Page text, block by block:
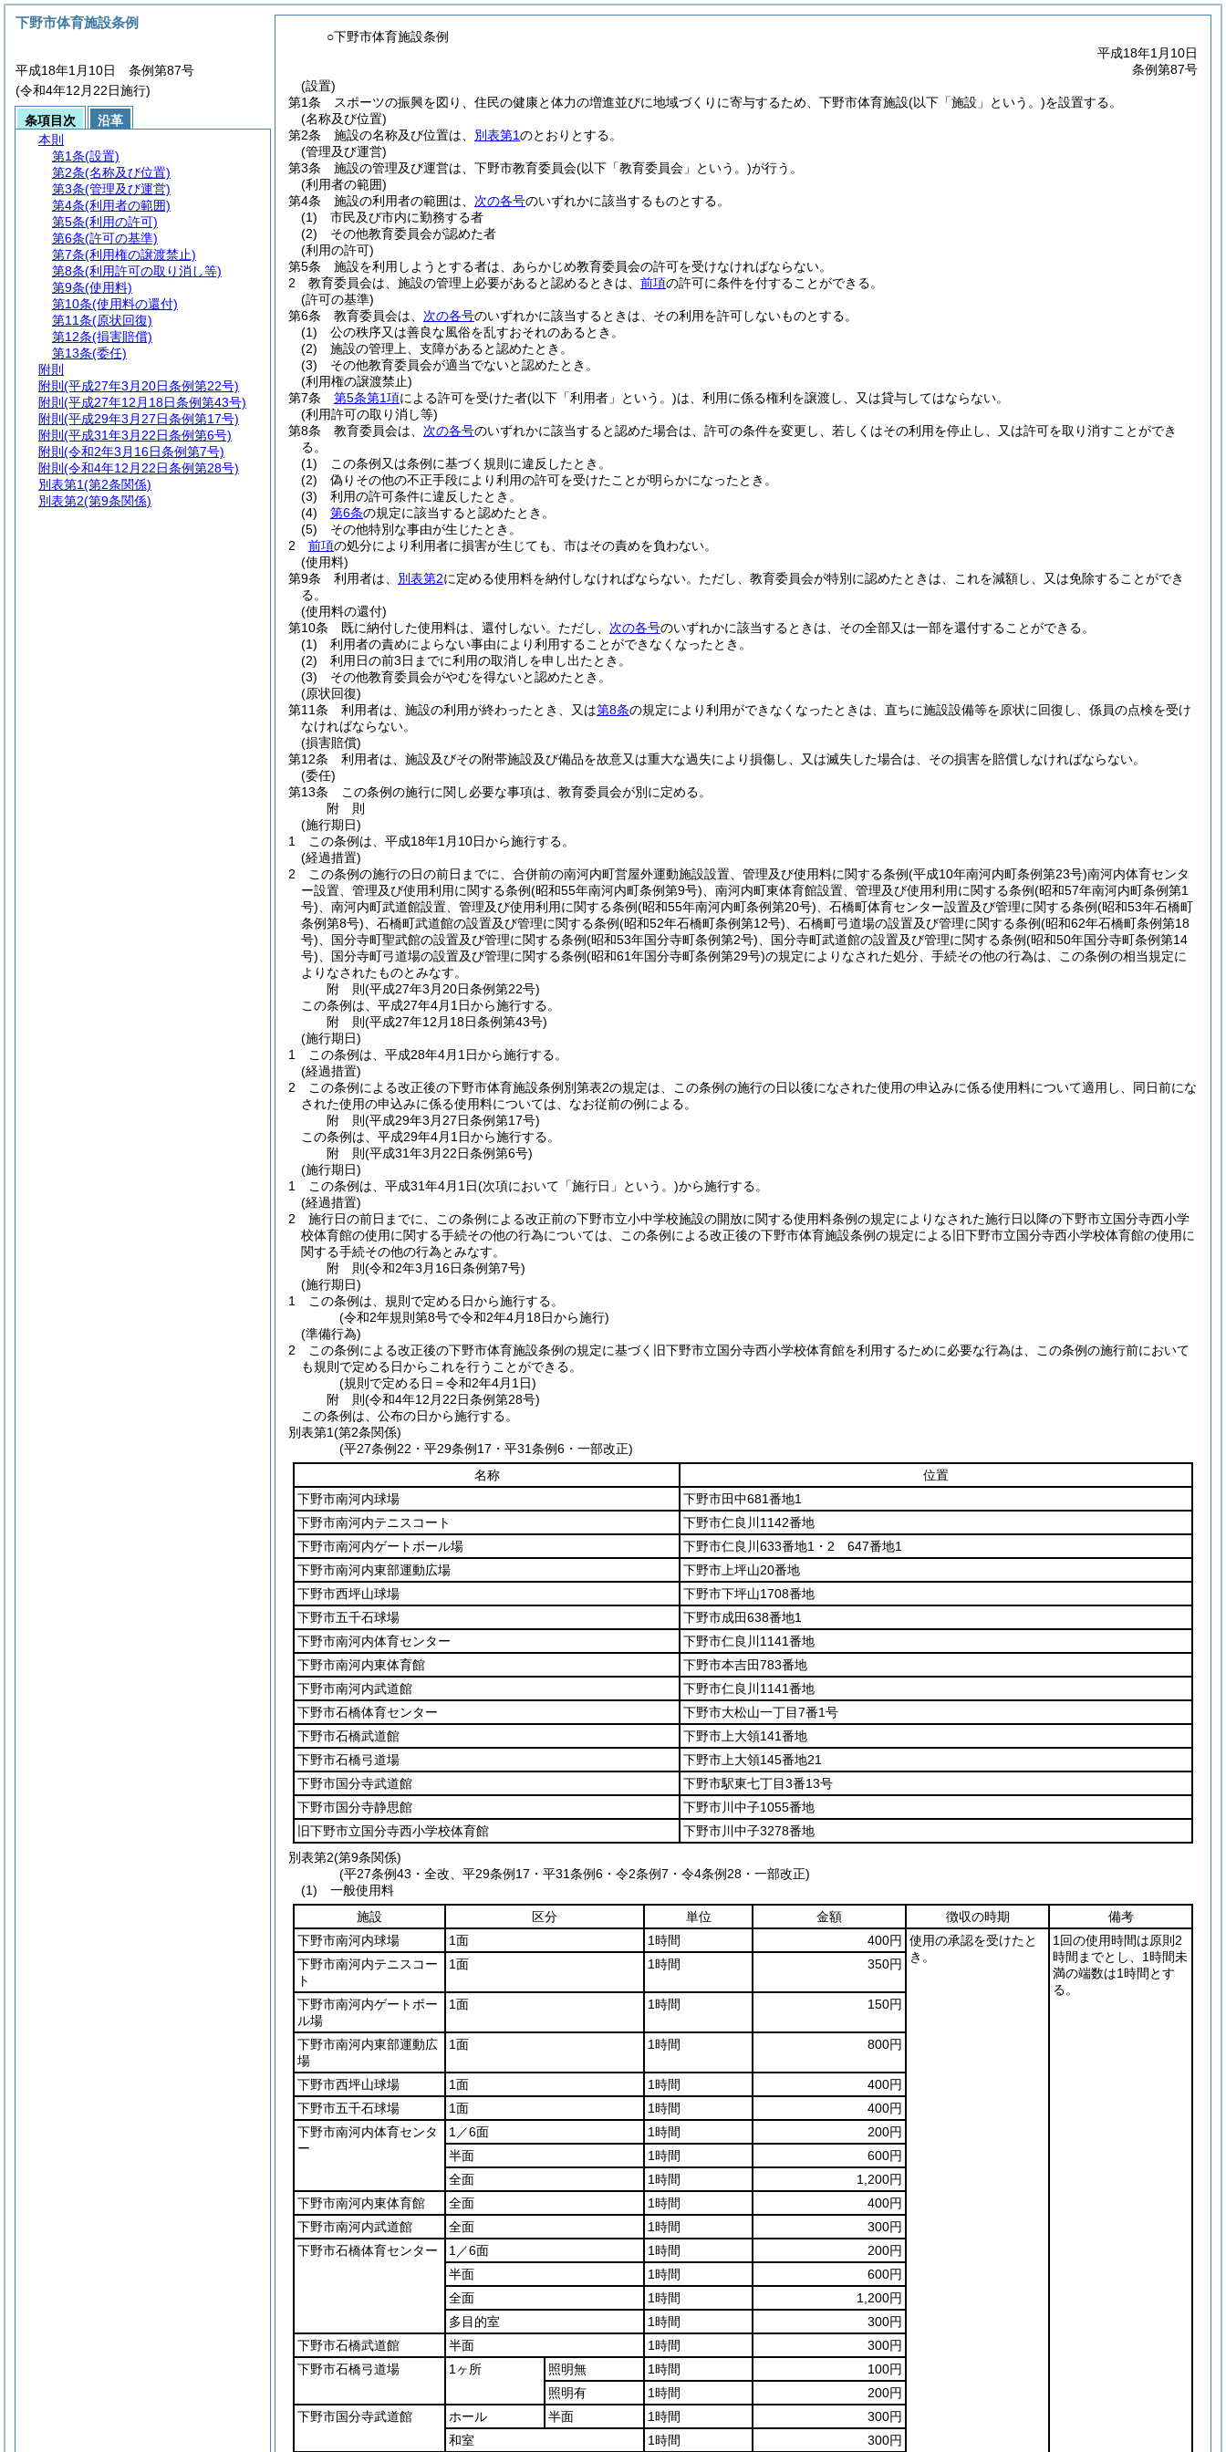
○下野市体育施設条例
平成18年1月10日
条例第87号
(設置)
第1条
スポーツの振興を図り、住民の健康と体力の増進並びに地域づくりに寄与するため、下野市体育施設(以下「施設」という。)を設置する。
(名称及び位置)
第2条
施設の名称及び位置は、 別表第1のとおりとする。
(管理及び運営)
第3条
施設の管理及び運営は、下野市教育委員会(以下「教育委員会」という。)が行う。
(利用者の範囲)
第4条
施設の利用者の範囲は、 次の各号のいずれかに該当するものとする。
(1)
市民及び市内に勤務する者
(2)
その他教育委員会が認めた者
(利用の許可)
第5条
施設を利用しようとする者は、あらかじめ教育委員会の許可を受けなければならない。
2
教育委員会は、施設の管理上必要があると認めるときは、 前項の許可に条件を付することができる。
(許可の基準)
第6条
教育委員会は、 次の各号のいずれかに該当するときは、その利用を許可しないものとする。
(1)
公の秩序又は善良な風俗を乱すおそれのあるとき。
(2)
施設の管理上、支障があると認めたとき。
(3)
その他教育委員会が適当でないと認めたとき。
(利用権の譲渡禁止)
第7条
第5条第1項による許可を受けた者(以下「利用者」という。)は、利用に係る権利を譲渡し、又は貸与してはならない。
(利用許可の取り消し等)
第8条
教育委員会は、 次の各号のいずれかに該当すると認めた場合は、許可の条件を変更し、若しくはその利用を停止し、又は許可を取り消すことができ
る。
(1)
この条例又は条例に基づく規則に違反したとき。
(2)
偽りその他の不正手段により利用の許可を受けたことが明らかになったとき。
(3)
利用の許可条件に違反したとき。
(4)
第6条の規定に該当すると認めたとき。
(5)
その他特別な事由が生じたとき。
2
前項の処分により利用者に損害が生じても、市はその責めを負わない。
(使用料)
第9条
利用者は、 別表第2に定める使用料を納付しなければならない。 ただし、教育委員会が特別に認めたときは、これを減額し、又は免除することができ
る。
(使用料の還付)
第10条
既に納付した使用料は、還付しない。 ただし、 次の各号のいずれかに該当するときは、その全部又は一部を還付することができる。
(1)
利用者の責めによらない事由により利用することができなくなったとき。
(2)
利用日の前3日までに利用の取消しを申し出たとき。
(3)
その他教育委員会がやむを得ないと認めたとき。
(原状回復)
第11条
利用者は、施設の利用が終わったとき、又は第8条の規定により利用ができなくなったときは、直ちに施設設備等を原状に回復し、係員の点検を受け
なければならない。
(損害賠償)
第12条
利用者は、施設及びその附帯施設及び備品を故意又は重大な過失により損傷し、又は滅失した場合は、その損害を賠償しなければならない。
(委任)
第13条
この条例の施行に関し必要な事項は、教育委員会が別に定める。
附 則
(施行期日)
1
この条例は、平成18年1月10日から施行する。
(経過措置)
2
この条例の施行の日の前日までに、合併前の南河内町営屋外運動施設設置、管理及び使用料に関する条例(平成10年南河内町条例第23号)南河内体育センタ
ー設置、管理及び使用利用に関する条例(昭和55年南河内町条例第9号) 、南河内町東体育館設置、管理及び使用利用に関する条例(昭和57年南河内町条例第1
号) 、南河内町武道館設置、管理及び使用利用に関する条例(昭和55年南河内町条例第20号) 、石橋町体育センター設置及び管理に関する条例(昭和53年石橋町
条例第8号) 、石橋町武道館の設置及び管理に関する条例(昭和52年石橋町条例第12号) 、石橋町弓道場の設置及び管理に関する条例(昭和62年石橋町条例第18
号) 、国分寺町聖武館の設置及び管理に関する条例(昭和53年国分寺町条例第2号) 、国分寺町武道館の設置及び管理に関する条例(昭和50年国分寺町条例第14
号) 、国分寺町弓道場の設置及び管理に関する条例(昭和61年国分寺町条例第29号)の規定によりなされた処分、手続その他の行為は、この条例の相当規定に
よりなされたものとみなす。
附 則(平成27年3月20日条例第22号)
この条例は、平成27年4月1日から施行する。
附 則(平成27年12月18日条例第43号)
(施行期日)
1
この条例は、平成28年4月1日から施行する。
(経過措置)
2
この条例による改正後の下野市体育施設条例別第表2の規定は、この条例の施行の日以後になされた使用の申込みに係る使用料について適用し、同日前にな
された使用の申込みに係る使用料については、なお従前の例による。
附 則(平成29年3月27日条例第17号)
この条例は、平成29年4月1日から施行する。
附 則(平成31年3月22日条例第6号)
(施行期日)
1
この条例は、平成31年4月1日(次項において「施行日」という。)から施行する。
(経過措置)
2
施行日の前日までに、この条例による改正前の下野市立小中学校施設の開放に関する使用料条例の規定によりなされた施行日以降の下野市立国分寺西小学
校体育館の使用に関する手続その他の行為については、この条例による改正後の下野市体育施設条例の規定による旧下野市立国分寺西小学校体育館の使用に
関する手続その他の行為とみなす。
附 則(令和2年3月16日条例第7号)
(施行期日)
1
この条例は、規則で定める日から施行する。
(令和2年規則第8号で令和2年4月18日から施行)
(準備行為)
2
この条例による改正後の下野市体育施設条例の規定に基づく旧下野市立国分寺西小学校体育館を利用するために必要な行為は、この条例の施行前において
も規則で定める日からこれを行うことができる。
(規則で定める日＝令和2年4月1日)
附 則(令和4年12月22日条例第28号)
この条例は、公布の日から施行する。
別表第1(第2条関係)
(平27条例22・平29条例17・平31条例6・一部改正)
名称
位置
下野市南河内球場
下野市田中681番地1
下野市南河内テニスコート
下野市仁良川1142番地
下野市南河内ゲートボール場
下野市仁良川633番地1・2 647番地1
下野市南河内東部運動広場
下野市上坪山20番地
下野市西坪山球場
下野市下坪山1708番地
下野市五千石球場
下野市成田638番地1
下野市南河内体育センター
下野市仁良川1141番地
下野市南河内東体育館
下野市本吉田783番地
下野市南河内武道館
下野市仁良川1141番地
下野市石橋体育センター
下野市大松山一丁目7番1号
下野市石橋武道館
下野市上大領141番地
下野市石橋弓道場
下野市上大領145番地21
下野市国分寺武道館
下野市駅東七丁目3番13号
下野市国分寺静思館
下野市川中子1055番地
旧下野市立国分寺西小学校体育館
下野市川中子3278番地
別表第2(第9条関係)
(平27条例43・全改、平29条例17・平31条例6・令2条例7・令4条例28・一部改正)
(1) 一般使用料
施設
区分 単位 金額 徴収の時期
備考
下野市南河内球場
1面 1時間 400円
使用の承認を受けたと
き。
1回の使用時間は原則2
時間までとし、1時間未
満の端数は1時間とす
る。
下野市南河内テニスコー
ト
1面 1時間 350円
下野市南河内ゲートボー
ル場
1面 1時間 150円
下野市南河内東部運動広
場
1面 1時間 800円
下野市西坪山球場 1面 1時間
400円
下野市五千石球場
1面 1時間
400円
下野市南河内体育センタ
ー
1／6面 1時間
200円
半面
1時間
600円
全面
1時間
1,200円
下野市南河内東体育館
全面 1時間
400円
下野市南河内武道館
全面 1時間
300円
下野市石橋体育センター
1／6面 1時間
200円
半面
1時間
600円
全面
1時間
1,200円
多目的室
1時間
300円
下野市石橋武道館
半面 1時間
300円
下野市石橋弓道場
1ヶ所 照明無 1時間
100円
照明有
1時間
200円
下野市国分寺武道館
ホール 半面 1時間
300円
和室
1時間 300円
下野市体育施設条例
平成18年1月10日 条例第87号
(令和4年12月22日施行)
条項目次
沿革
本則
第1条(設置)
第2条(名称及び位置)
第3条(管理及び運営)
第4条(利用者の範囲)
第5条(利用の許可)
第6条(許可の基準)
第7条(利用権の譲渡禁止)
第8条(利用許可の取り消し等)
第9条(使用料)
第10条(使用料の還付)
第11条(原状回復)
第12条(損害賠償)
第13条(委任)
附則
附則 (平成27年3月20日条例第22号)
附則 (平成27年12月18日条例第43号)
附則 (平成29年3月27日条例第17号)
附則 (平成31年3月22日条例第6号)
附則 (令和2年3月16日条例第7号)
附則 (令和4年12月22日条例第28号)
別表第1(第2条関係)
別表第2(第9条関係)